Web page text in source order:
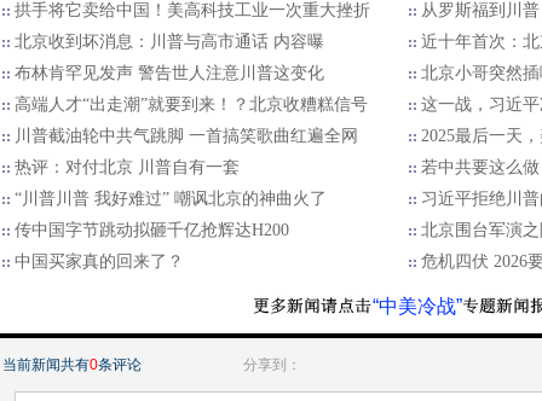
拱手将它卖给中国！美高科技工业一次重大挫折
从罗斯福到川
北京收到坏消息：川普与高市通话 内容曝
近十年首次：
布林肯罕见发声 警告世人注意川普这变化
北京小哥突然
高端人才“出走潮”就要到来！？北京收糟糕信号
这一战，习近
川普截油轮中共气跳脚 一首搞笑歌曲红遍全网
2025最后一天
热评：对付北京 川普自有一套
若中共要这么
“川普川普 我好难过” 嘲讽北京的神曲火了
习近平拒绝川普
传中国字节跳动拟砸千亿抢辉达H200
北京围台军演
中国买家真的回来了？
危机四伏 2026
“中美冷战”
当前新闻共有0条评论 分享到：